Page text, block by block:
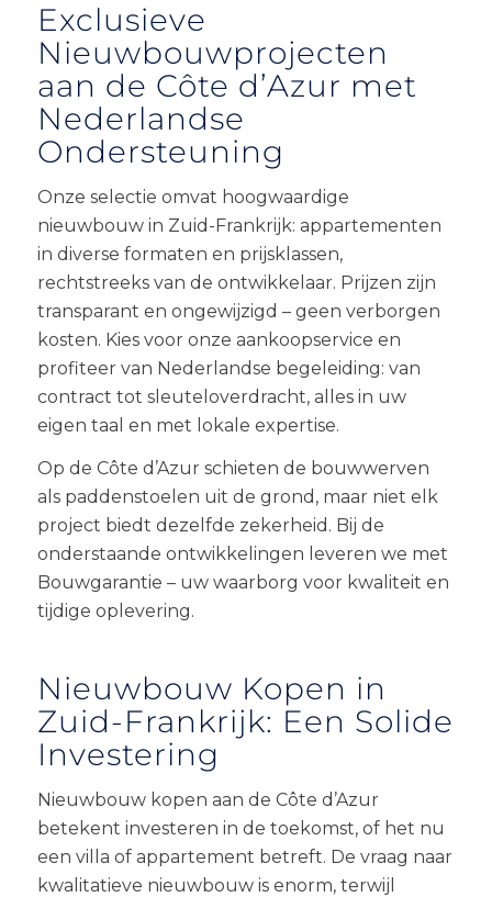
Exclusieve
Nieuwbouwprojecten
aan de Côte d’Azur met
Nederlandse
Ondersteuning
Onze selectie omvat hoogwaardige
nieuwbouw in Zuid-Frankrijk: appartementen
in diverse formaten en prijsklassen,
rechtstreeks van de ontwikkelaar. Prijzen zijn
transparant en ongewijzigd – geen verborgen
kosten. Kies voor onze aankoopservice en
profiteer van Nederlandse begeleiding: van
contract tot sleuteloverdracht, alles in uw
eigen taal en met lokale expertise.
Op de Côte d’Azur schieten de bouwwerven
als paddenstoelen uit de grond, maar niet elk
project biedt dezelfde zekerheid. Bij de
onderstaande ontwikkelingen leveren we met
Bouwgarantie – uw waarborg voor kwaliteit en
tijdige oplevering.
Nieuwbouw Kopen in
Zuid-Frankrijk: Een Solide
Investering
Nieuwbouw kopen aan de Côte d’Azur
betekent investeren in de toekomst, of het nu
een villa of appartement betreft. De vraag naar
kwalitatieve nieuwbouw is enorm, terwijl